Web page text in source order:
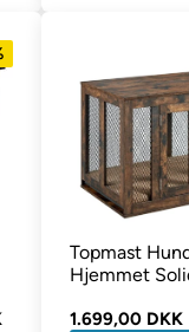
Topmast
Hjemmet
1.699,00 DKK